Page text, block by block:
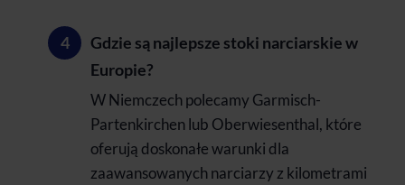
Gdzie są najlepsze stoki narciarskie w
Europie?
W Niemczech polecamy Garmisch-
Partenkirchen lub Oberwiesenthal, które
oferują doskonałe warunki dla
zaawansowanych narciarzy z kilometrami